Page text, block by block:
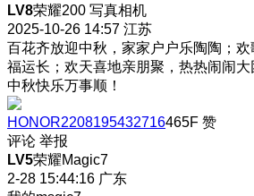
LV8荣耀200 写真相机
2025-10-26 14:57 江苏
百花齐放迎中秋，家家户户乐陶陶；
福运长；欢天喜地亲朋聚，热热闹闹
中秋快乐万事顺！
HONOR2208195432716465F 赞
评论 举报
LV5荣耀Magic7
2-28 15:44:16 广东